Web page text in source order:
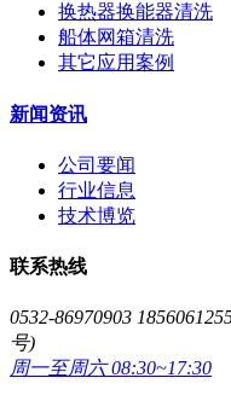
换热器换能器清洗
船体网箱清洗
其它应用案例
新闻资讯
公司要闻
行业信息
技术博览
联系热线
0532-86970903
号)
周一至周六 08:30~17:30